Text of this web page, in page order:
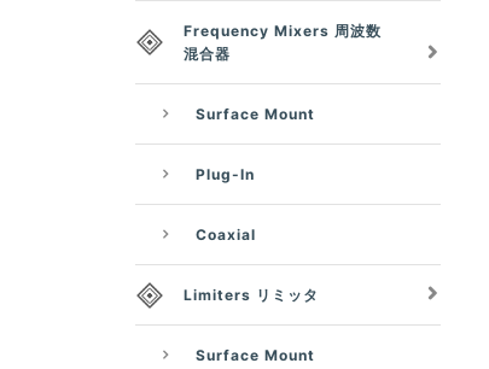
Frequency Mixers 周波数
混合器
Surface Mount
Plug-In
Coaxial
Limiters リミッタ
Surface Mount